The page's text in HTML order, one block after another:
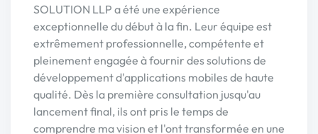
SOLUTION LLP a été une expérience
exceptionnelle du début à la fin. Leur équipe est
extrêmement professionnelle, compétente et
pleinement engagée à fournir des solutions de
développement d'applications mobiles de haute
qualité. Dès la première consultation jusqu'au
lancement final, ils ont pris le temps de
comprendre ma vision et l'ont transformée en une